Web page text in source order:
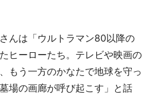
んは「ウルトラマン80以降の
ヒーローたち。テレビや映画の
もう一方のかなたで地球を守っ
場の画廊が呼び起こす」と話